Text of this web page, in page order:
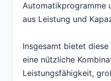
Automatikprogramme
aus Leistung und
Insgesamt bietet
eine nützliche
Leistungsfähigkeit,